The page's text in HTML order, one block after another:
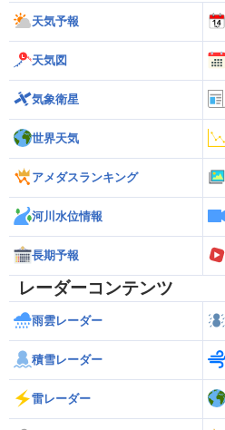
天気予報
天気図
気象衛星
世界天気
アメダスランキング
河川水位情報
長期予報
レーダーコンテンツ
雨雲レーダー
積雪レーダー
雷レーダー